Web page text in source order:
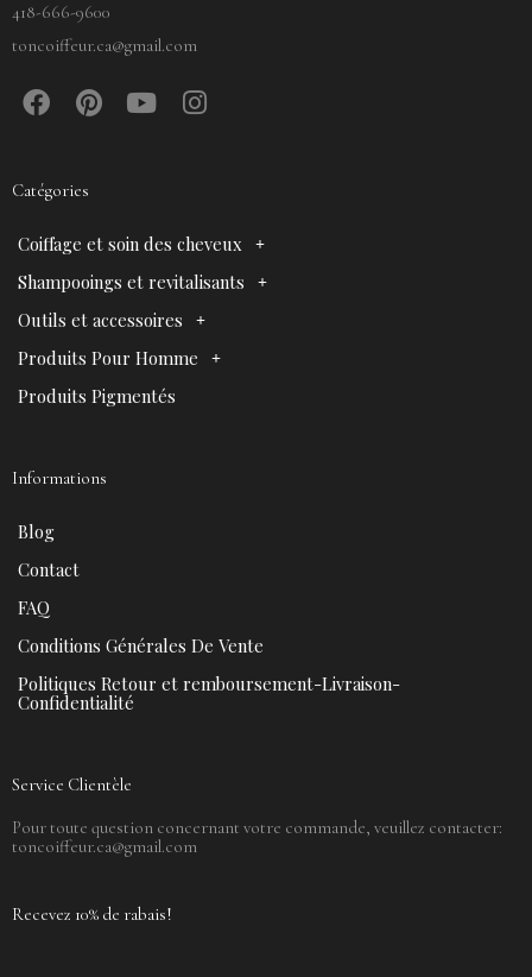
418-666-9600
toncoiffeur.ca@gmail.com
F
a
b
o
o
k
P
i
e
e
s
t
Y
o
b
e
I
n
r
a
m
Catégories
Coiffage et soin des cheveux
Shampooings et revitalisants
Outils et accessoires
Produits Pour Homme
Produits Pigmentés
Informations
Blog
Contact
FAQ
Conditions Générales De Vente
Politiques Retour et remboursement-Livraison-
Confidentialité
Service Clientèle
Pour toute question concernant votre commande, veuillez contacter:
toncoiffeur.ca@gmail.com
Recevez 10% de rabais!